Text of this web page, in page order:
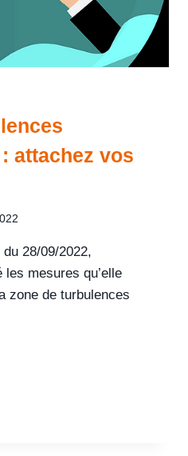
attachez vos
28/09/2022,
les mesures qu’elle
zone de turbulences